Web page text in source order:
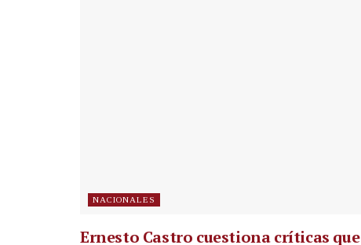
NACIONALES
Ernesto Castro cuestiona críticas que